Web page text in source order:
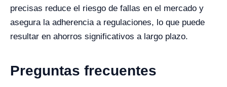
precisas reduce el riesgo de fallas en el mercado y
asegura la adherencia a regulaciones, lo que puede
resultar en ahorros significativos a largo plazo.
Preguntas frecuentes